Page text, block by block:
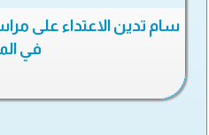
سام تدين الاعتداء على
في